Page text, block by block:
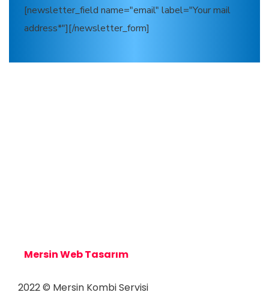
[newsletter_field name="email" label="Your mail
address*"][/newsletter_form]
Mersin Web Tasarım
2022© Mersin Kombi Servisi